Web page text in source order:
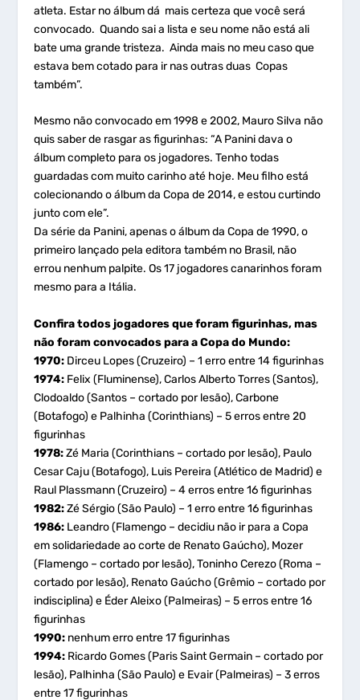
atleta. Estar no álbum dá mais certeza que você será
convocado. Quando sai a lista e seu nome não está ali
bate uma grande tristeza. Ainda mais no meu caso que
estava bem cotado para ir nas outras duas Copas
também”.
Mesmo não convocado em 1998 e 2002, Mauro Silva não
quis saber de rasgar as figurinhas: “A Panini dava o
álbum completo para os jogadores. Tenho todas
guardadas com muito carinho até hoje. Meu filho está
colecionando o álbum da Copa de 2014, e estou curtindo
junto com ele”.
Da série da Panini, apenas o álbum da Copa de 1990, o
primeiro lançado pela editora também no Brasil, não
errou nenhum palpite. Os 17 jogadores canarinhos foram
mesmo para a Itália.
Confira todos jogadores que foram figurinhas, mas
não foram convocados para a Copa do Mundo:
1970: Dirceu Lopes (Cruzeiro) – 1 erro entre 14 figurinhas
1974: Felix (Fluminense), Carlos Alberto Torres (Santos),
Clodoaldo (Santos – cortado por lesão), Carbone
(Botafogo) e Palhinha (Corinthians) – 5 erros entre 20
figurinhas
1978:Zé Maria (Corinthians – cortado por lesão), Paulo
Cesar Caju (Botafogo), Luis Pereira (Atlético de Madrid) e
Raul Plassmann (Cruzeiro) – 4 erros entre 16 figurinhas
1982:Zé Sérgio (São Paulo) – 1 erro entre 16 figurinhas
1986: Leandro (Flamengo – decidiu não ir para a Copa
em solidariedade ao corte de Renato Gaúcho), Mozer
(Flamengo – cortado por lesão), Toninho Cerezo (Roma –
cortado por lesão), Renato Gaúcho (Grêmio – cortado por
indisciplina) e Éder Aleixo (Palmeiras) – 5 erros entre 16
figurinhas
1990: nenhum erro entre 17 figurinhas
1994: Ricardo Gomes (Paris Saint Germain – cortado por
lesão), Palhinha (São Paulo) e Evair (Palmeiras) – 3 erros
entre 17 figurinhas